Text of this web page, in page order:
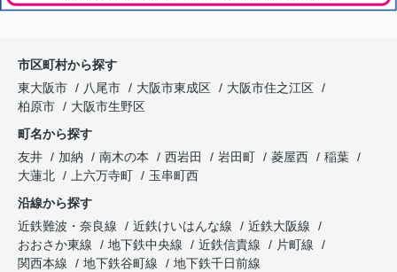
市区町村から探す
東大阪市
八尾市 大阪市東成区
大阪市住之江区
柏原市
大阪市生野区
町名から探す
友井
加納 南木の本 西岩田 岩田町 菱屋西
稲葉
大蓮北
上六万寺町
玉串町西
沿線から探す
近鉄難波・奈良線
近鉄けいはんな線
近鉄大阪線
おおさか東線
地下鉄中央線 近鉄信貴線
片町線
関西本線
地下鉄谷町線
地下鉄千日前線